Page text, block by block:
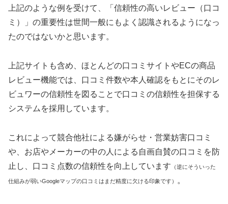
上記のような例を受けて、「信頼性の高いレビュー（口コ
ミ）」の重要性は世間一般にもよく認識されるようになっ
たのではないかと思います。
上記サイトも含め、ほとんどの口コミサイトやECの商品
レビュー機能では、口コミ件数や本人確認をもとにそのレ
ビュワーの信頼性を図ることで口コミの信頼性を担保する
システムを採用しています。
これによって競合他社による嫌がらせ・営業妨害口コミ
や、お店やメーカーの中の人による自画自賛の口コミを防
止し、口コミ点数の信頼性を向上しています （逆にそういった
仕組みが弱いGoogleマップの口コミはまだ精度に欠ける印象です） 。